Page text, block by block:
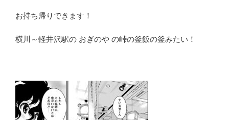
お持ち帰りできます！
横川～軽井沢駅の おぎのや の峠の釜飯の釜みたい！